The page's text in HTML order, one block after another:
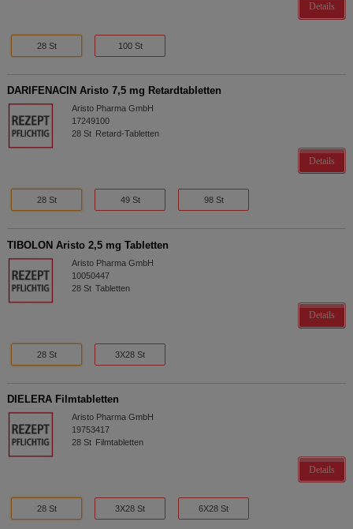
Details
28 St 100 St
DARIFENACIN Aristo 7,5 mg Retardtabletten
Aristo Pharma GmbH
17249100
28 St Retard-Tabletten
Details
28 St 49 St 98 St
TIBOLON Aristo 2,5 mg Tabletten
Aristo Pharma GmbH
10050447
28 St Tabletten
Details
28 St 3X28 St
DIELERA Filmtabletten
Aristo Pharma GmbH
19753417
28 St Filmtabletten
Details
28 St 3X28 St 6X28 St